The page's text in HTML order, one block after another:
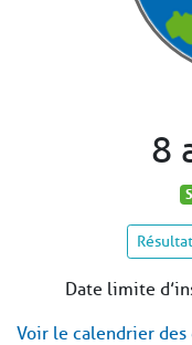
8
Date limite
Voir le calendrier